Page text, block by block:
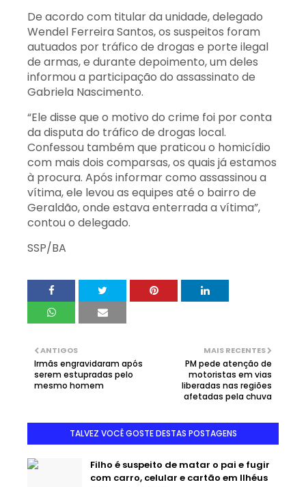
De acordo com titular da unidade, delegado
Wendel Ferreira Santos, os suspeitos foram
autuados por tráfico de drogas e porte ilegal
de armas, e durante depoimento, um deles
informou a participação do assassinato de
Gabriela Nascimento.
“Ele disse que o motivo do crime foi por conta
da disputa do tráfico de drogas local.
Confessou também que praticou o homicídio
com mais dois comparsas, os quais já estamos
à procura. Após informar como assassinou a
vítima, ele levou as equipes até o bairro de
Geraldão, onde estava enterrada a vítima”,
contou o delegado.
SSP/BA
MAIS RECENTES
PM pede atenção de
motoristas em vias
liberadas nas regiões
afetadas pela chuva
ANTIGOS
Irmãs engravidaram após
serem estupradas pelo
mesmo homem
TALVEZ VOCÊ GOSTE DESTAS POSTAGENS
Filho é suspeito de matar o pai e fugir
com carro, celular e cartão em Ilhéus